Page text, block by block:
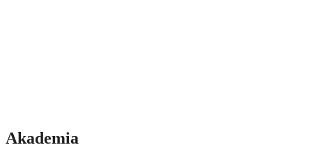
Akademia